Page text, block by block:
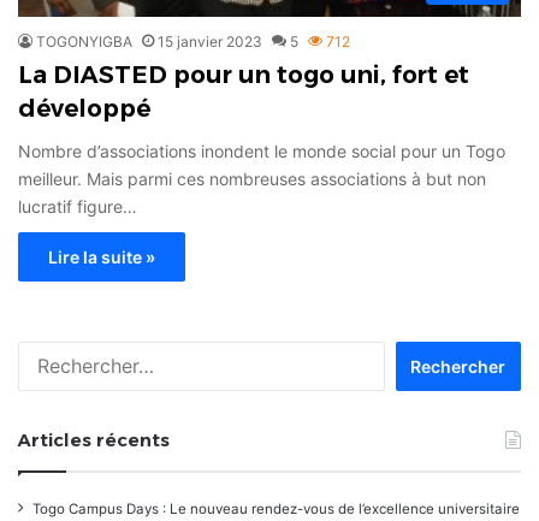
TOGONYIGBA 15 janvier 2023 5 712
La DIASTED pour un togo uni, fort et
développé
Nombre d’associations inondent le monde social pour un Togo
meilleur. Mais parmi ces nombreuses associations à but non
lucratif figure…
Lire la suite »
Articles récents
Togo Campus Days : Le nouveau rendez-vous de l’excellence universitaire